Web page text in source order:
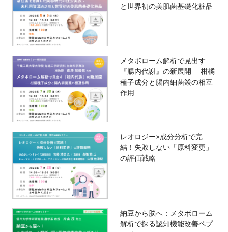
と世界初の美肌菌基礎化粧品
メタボローム解析で見出す
『腸内代謝』の新展開 —柑橘
種子成分と腸内細菌叢の相互
作用
レオロジー×成分分析で完
結！失敗しない「原料変更」
の評価戦略
納豆から脳へ：メタボローム
解析で探る認知機能改善ペプ